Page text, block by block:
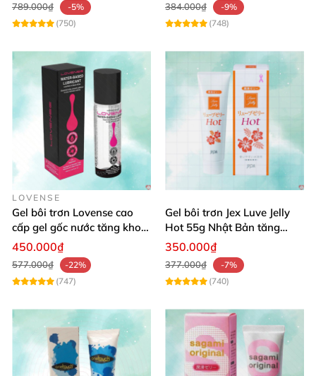
789.000₫
-5%
(750)
384.000₫
-9%
(748)
LOVENSE
Gel bôi trơn Lovense cao
cấp gel gốc nước tăng khoái
cảm hỗ trợ oral sex
450.000₫
577.000₫
-22%
(747)
Gel bôi trơn Jex Luve Jelly
Hot 55g Nhật Bản tăng
khoái cảm
350.000₫
377.000₫
-7%
(740)